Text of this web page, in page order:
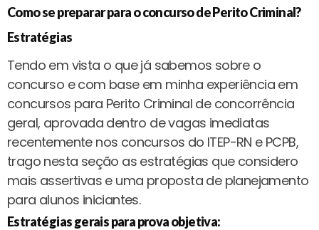
Como se preparar para o concurso de Perito Criminal?
Estratégias
Tendo em vista o que já sabemos sobre o
concurso e com base em minha experiência em
concursos para Perito Criminal de concorrência
geral, aprovada dentro de vagas imediatas
recentemente nos concursos do ITEP-RN e PCPB,
trago nesta seção as estratégias que considero
mais assertivas e uma proposta de planejamento
para alunos iniciantes.
Estratégias gerais para prova objetiva: